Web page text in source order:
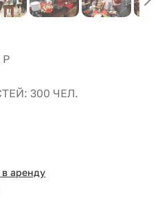
Р
300 ЧЕЛ.
аренду